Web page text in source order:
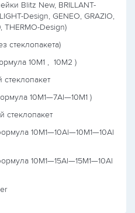
Blitz New, BRILLANT-
Design, GENEO, GRAZIO,
THERMO-Design)
стеклопакета)
10М1 , 10М2 )
стеклопакет
10М1—7Al—10М1 )
стеклопакет
10М1—10Al—10М1—10Al
10М1—15Al—15М1—10Al